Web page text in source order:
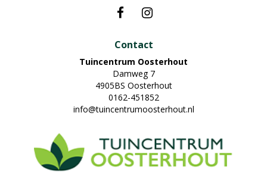
Contact
Tuincentrum Oosterhout
Damweg 7
4905BS Oosterhout
0162-451852
info@tuincentrumoosterhout.nl